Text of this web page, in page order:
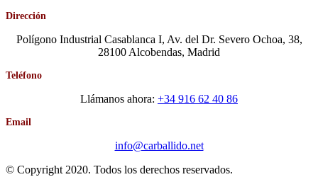
Dirección
Polígono Industrial Casablanca I, Av. del Dr. Severo Ochoa, 38,
28100 Alcobendas, Madrid
Teléfono
Llámanos ahora: +34 916 62 40 86
Email
info@carballido.net
© Copyright 2020. Todos los derechos reservados.